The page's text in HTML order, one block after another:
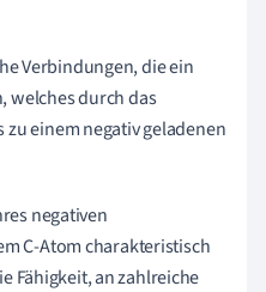
Verbindungen, die ein
welches durch das
einem negativ geladenen
negativen
C-Atom charakteristisch
Fähigkeit, an zahlreiche